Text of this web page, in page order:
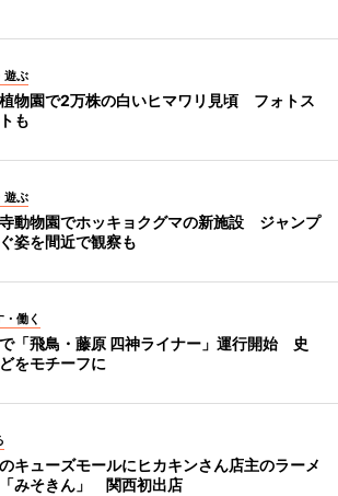
遊ぶ
物園で2万株の白いヒマワリ見頃 フォトス
も
遊ぶ
動物園でホッキョクグマの新施設 ジャンプ
姿を間近で観察も
働く
「飛鳥・藤原 四神ライナー」運行開始 史
をモチーフに
キューズモールにヒカキンさん店主のラーメ
みそきん」 関西初出店